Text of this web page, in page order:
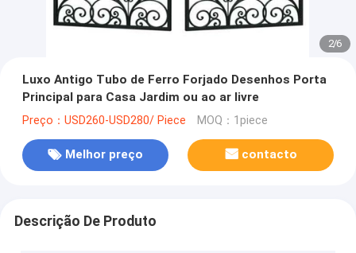
2/6
Luxo Antigo Tubo de Ferro Forjado Desenhos Porta
Principal para Casa Jardim ou ao ar livre
Preço：USD260-USD280/ Piece MOQ：1piece
Melhor preço contacto
Descrição De Produto